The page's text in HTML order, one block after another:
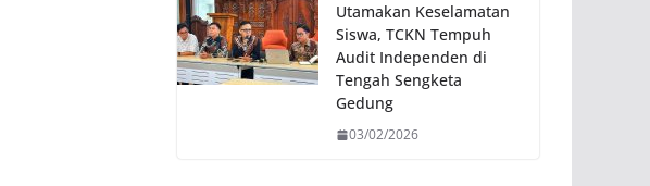
Utamakan Keselamatan
Siswa, TCKN Tempuh
Audit Independen di
Tengah Sengketa
Gedung
03/02/2026